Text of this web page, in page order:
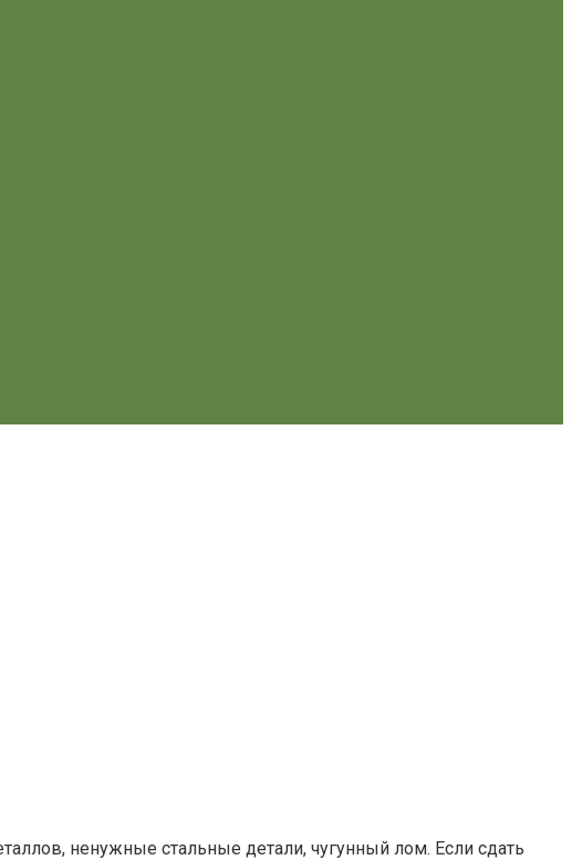
ненужные стальные детали, чугунный лом. Если сдать